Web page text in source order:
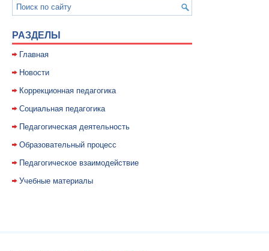
РАЗДЕЛЫ
Главная
Новости
Коррекционная педагогика
Социальная педагогика
Педагогическая деятельность
Образовательный процесс
Педагогическое взаимодействие
Учебные материалы